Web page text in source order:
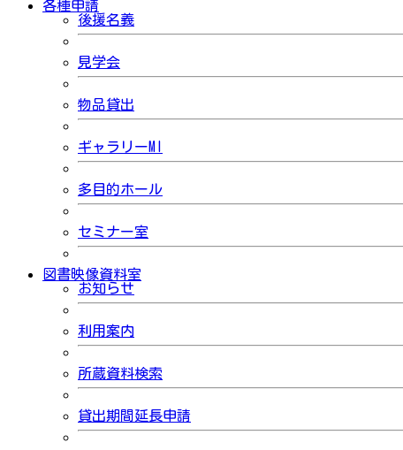
各種申請
後援名義
見学会
物品貸出
ギャラリーMI
多目的ホール
セミナー室
図書映像資料室
お知らせ
利用案内
所蔵資料検索
貸出期間延長申請